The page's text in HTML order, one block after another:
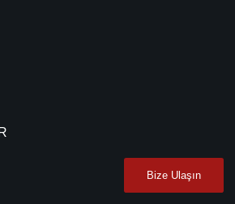
Bize Ulaşın